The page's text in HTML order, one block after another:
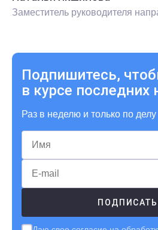
Заместитель руководителя
Подпишитесь,
в курсе последних
Раз в неделю и только по делу